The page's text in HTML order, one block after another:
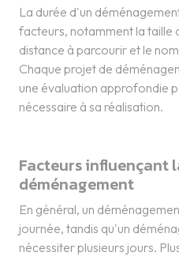
La durée d'un
facteurs, notamment la taille
distance à parcourir et le
Chaque projet de
une évaluation approfondie
nécessaire à sa réalisation.
Facteurs influençant
déménagement
En général, un
journée, tandis qu'un
nécessiter plusieurs jours.